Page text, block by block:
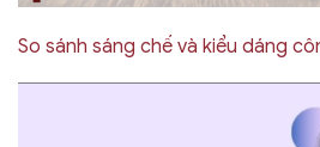
So sánh sáng chế và kiểu dáng